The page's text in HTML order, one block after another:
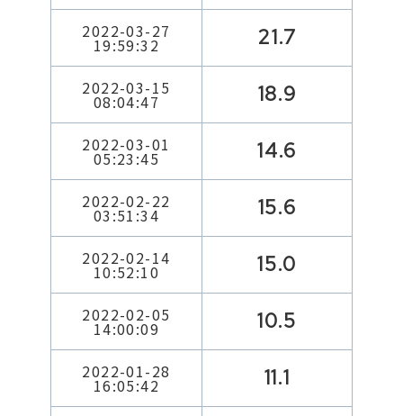
2022-03-27
19:59:32 21.7
2022-03-15
08:04:47 18.9
2022-03-01
05:23:45 14.6
2022-02-22
03:51:34 15.6
2022-02-14
10:52:10 15.0
2022-02-05
14:00:09 10.5
2022-01-28
16:05:42 11.1